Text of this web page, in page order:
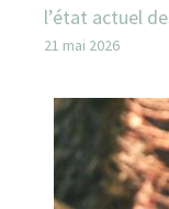
l’état actuel
21 mai 2026